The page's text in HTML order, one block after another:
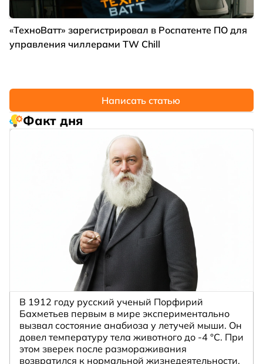
«ТехноВатт» зарегистрировал в Роспатенте ПО для
управления чиллерами TW Chill
Написать статью
Факт дня
В 1912 году русский ученый Порфирий
Бахметьев первым в мире экспериментально
вызвал состояние анабиоза у летучей мыши. Он
довел температуру тела животного до -4 °C. При
этом зверек после размораживания
возвратился к нормальной жизнедеятельности.